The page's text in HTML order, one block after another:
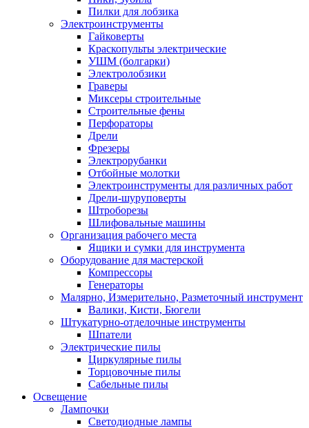
Пилки для лобзика
Электроинструменты
Гайковерты
Краскопульты электрические
УШМ (болгарки)
Электролобзики
Граверы
Миксеры строительные
Строительные фены
Перфораторы
Дрели
Фрезеры
Электрорубанки
Отбойные молотки
Электроинструменты для различных работ
Дрели-шуруповерты
Штроборезы
Шлифовальные машины
Организация рабочего места
Ящики и сумки для инструмента
Оборудование для мастерской
Компрессоры
Генераторы
Малярно, Измерительно, Разметочный инструмент
Валики, Кисти, Бюгели
Штукатурно-отделочные инструменты
Шпатели
Электрические пилы
Циркулярные пилы
Торцовочные пилы
Сабельные пилы
Освещение
Лампочки
Светодиодные лампы